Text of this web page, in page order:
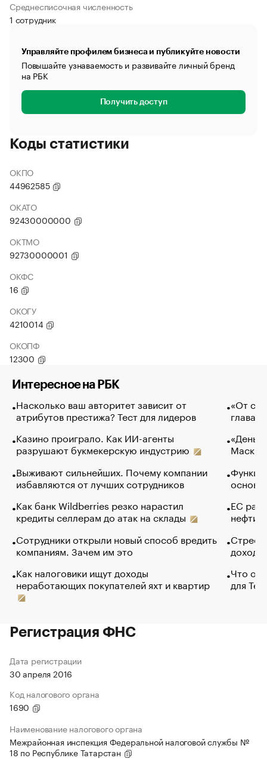
Среднесписочная численность
1 сотрудник
Управляйте профилем бизнеса и публикуйте новости
Повышайте узнаваемость и развивайте личный бренд
на РБК
Получить доступ
Коды статистики
ОКПО
44962585
ОКАТО
92430000000
ОКТМО
92730000001
ОКФС
16
ОКОГУ
4210014
ОКОПФ
12300
Интересное на РБК
Насколько ваш авторитет зависит от
атрибутов престижа? Тест для лидеров
Казино проиграло. Как ИИ-агенты
разрушают букмекерскую индустрию
Выживают сильнейших. Почему компании
избавляются от лучших сотрудников
Как банк Wildberries резко нарастил
кредиты селлерам до атак на склады
Сотрудники открыли новый способ вредить
компаниям. Зачем им это
Как налоговики ищут доходы
неработающих покупателей яхт и квартир
«От
глава
Маск в
основ
ЕС
нефти
Что
для
Регистрация ФНС
Дата регистрации
30 апреля 2016
Код налогового органа
1690
Наименование налогового органа
Межрайонная инспекция Федеральной налоговой службы №
18 по Республике Татарстан